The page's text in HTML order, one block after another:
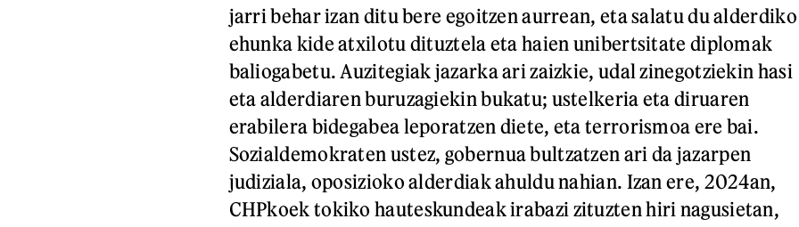
jarri behar izan ditu bere egoitzen aurrean, eta salatu du alderdiko
ehunka kide atxilotu dituztela eta haien unibertsitate diplomak
baliogabetu. Auzitegiak jazarka ari zaizkie, udal zinegotziekin hasi
eta alderdiaren buruzagiekin bukatu; ustelkeria eta diruaren
erabilera bidegabea leporatzen diete, eta terrorismoa ere bai.
Sozialdemokraten ustez, gobernua bultzatzen ari da jazarpen
judiziala, oposizioko alderdiak ahuldu nahian. Izan ere, 2024an,
CHPkoek tokiko hauteskundeak irabazi zituzten hiri nagusietan,